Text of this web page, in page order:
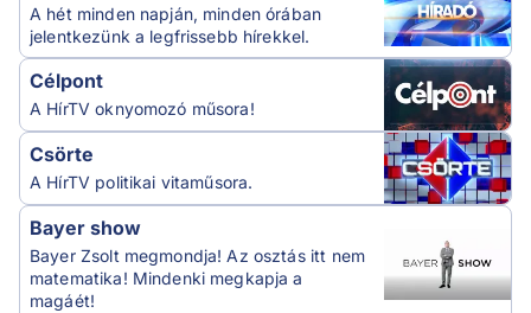
A hét minden napján, minden órában
jelentkezünk a legfrissebb hírekkel.
Célpont
A HírTV oknyomozó műsora!
Csörte
A HírTV politikai vitaműsora.
Bayer show
Bayer Zsolt megmondja! Az osztás itt nem
matematika! Mindenki megkapja a
magáét!